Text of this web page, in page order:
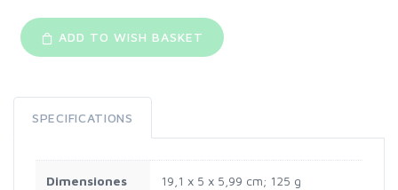
ADD TO WISH BASKET
SPECIFICATIONS
Dimensiones
‎19,1 x 5 x 5,99 cm; 125 g